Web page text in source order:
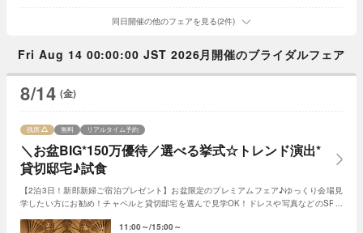
同日開催の他のフェアを見る(2件)
Fri Aug 14 00:00:00 JST 2026月開催のブライダルフェア
8/14 (金)
＼お盆BIG*150万優待／選べる挙式☆トレンド演出*
貸切邸宅♪試食
残席 無料 リアルタイム予約
【2泊3日！新郎新婦ご宿泊プレゼント】お盆限定のプレミアムフェア♪ゆっくり会場見
学したい方にお勧め！チャペルと貸切邸宅を選んで見学OK！ドレスや写真などのSP特
11:00～ 15:00～